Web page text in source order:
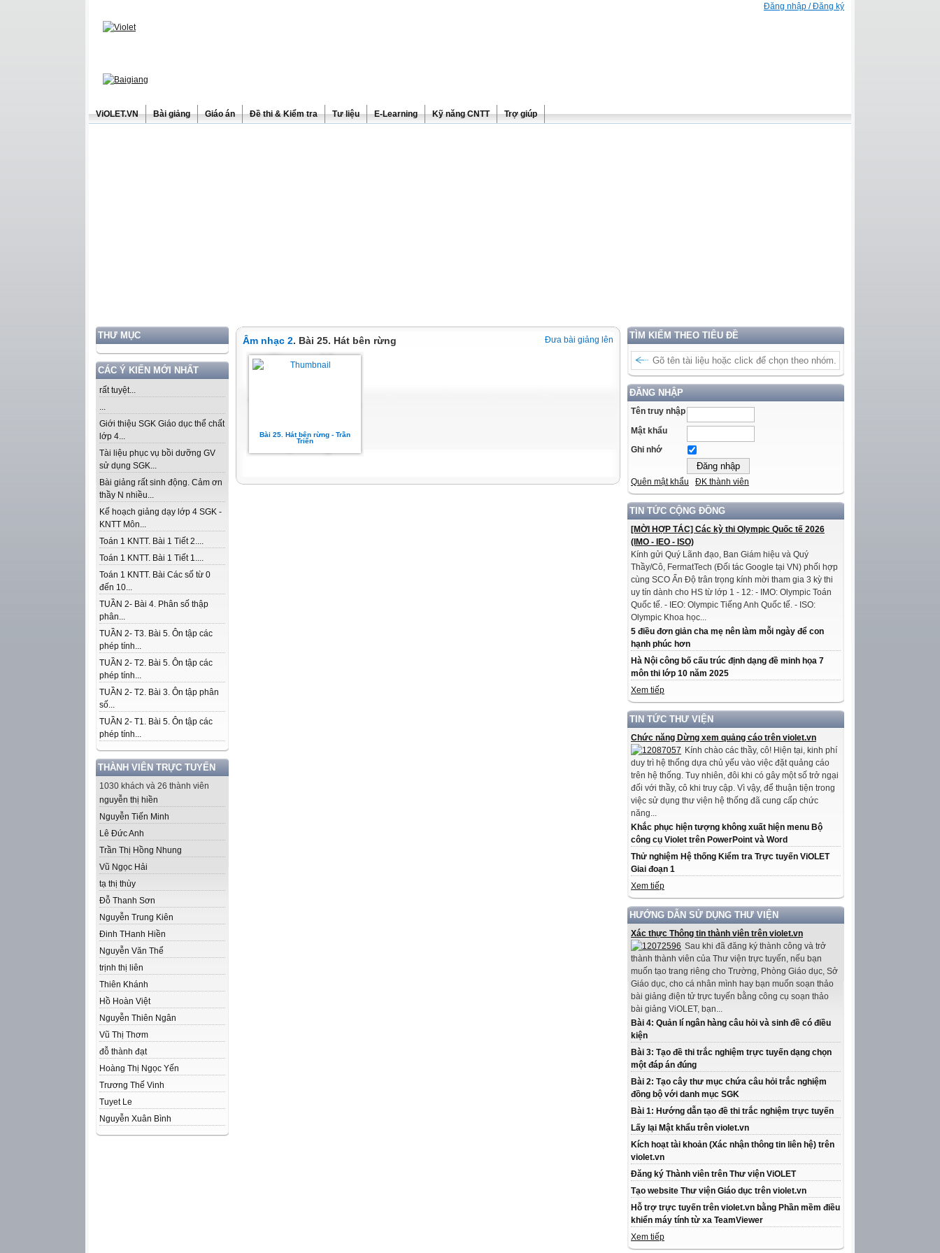
Đăng nhập / Đăng ký
ViOLET.VN Bài giảng Giáo án Đề thi & Kiểm tra Tư liệu E-Learning Kỹ năng CNTT Trợ giúp
THƯ MỤC
CÁC Ý KIẾN MỚI NHẤT
rất tuyệt...
...
Giới thiệu SGK Giáo dục thể chất
lớp 4...
Tài liệu phục vụ bồi dưỡng GV
sử dụng SGK...
Bài giảng rất sinh động. Cảm ơn
thầy N nhiều...
Kế hoạch giảng dạy lớp 4 SGK -
KNTT Môn...
Toán 1 KNTT. Bài 1 Tiết 2....
Toán 1 KNTT. Bài 1 Tiết 1....
Toán 1 KNTT. Bài Các số từ 0
đến 10...
TUẦN 2- Bài 4. Phân số thập
phân...
TUẦN 2- T3. Bài 5. Ôn tập các
phép tính...
TUẦN 2- T2. Bài 5. Ôn tập các
phép tính...
TUẦN 2- T2. Bài 3. Ôn tập phân
số...
TUẦN 2- T1. Bài 5. Ôn tập các
phép tính...
THÀNH VIÊN TRỰC TUYẾN
1030 khách và 26 thành viên
nguyễn thị hiền
Nguyễn Tiến Minh
Lê Đức Anh
Trần Thị Hồng Nhung
Vũ Ngọc Hải
tạ thị thùy
Đỗ Thanh Sơn
Nguyễn Trung Kiên
Đinh THanh Hiền
Nguyễn Văn Thể
trịnh thị liên
Thiên Khánh
Hồ Hoàn Việt
Nguyễn Thiên Ngân
Vũ Thị Thơm
đỗ thành đạt
Hoàng Thị Ngọc Yến
Trương Thế Vinh
Tuyet Le
Nguyễn Xuân Bình
TÌM KIẾM THEO TIÊU ĐỀ
ĐĂNG NHẬP
Tên truy nhập
Mật khẩu
Ghi nhớ
Quên mật khẩu ĐK thành viên
TIN TỨC CỘNG ĐỒNG
[MỜI HỢP TÁC] Các kỳ thi Olympic Quốc tế 2026
(IMO - IEO - ISO)
Kính gửi Quý Lãnh đạo, Ban Giám hiệu và Quý
Thầy/Cô, FermatTech (Đối tác Google tại VN) phối hợp
cùng SCO Ấn Độ trân trọng kính mời tham gia 3 kỳ thi
uy tín dành cho HS từ lớp 1 - 12: - IMO: Olympic Toán
Quốc tế. - IEO: Olympic Tiếng Anh Quốc tế. - ISO:
Olympic Khoa học...
5 điều đơn giản cha mẹ nên làm mỗi ngày để con
hạnh phúc hơn
Hà Nội công bố cấu trúc định dạng đề minh họa 7
môn thi lớp 10 năm 2025
Xem tiếp
TIN TỨC THƯ VIỆN
Chức năng Dừng xem quảng cáo trên violet.vn
Kính chào các thầy, cô! Hiện tại, kinh phí
duy trì hệ thống dựa chủ yếu vào việc đặt quảng cáo
trên hệ thống. Tuy nhiên, đôi khi có gây một số trở ngại
đối với thầy, cô khi truy cập. Vì vậy, để thuận tiện trong
việc sử dụng thư viện hệ thống đã cung cấp chức
năng...
Khắc phục hiện tượng không xuất hiện menu Bộ
công cụ Violet trên PowerPoint và Word
Thử nghiệm Hệ thống Kiểm tra Trực tuyến ViOLET
Giai đoạn 1
Xem tiếp
HƯỚNG DẪN SỬ DỤNG THƯ VIỆN
Xác thực Thông tin thành viên trên violet.vn
Sau khi đã đăng ký thành công và trở
thành thành viên của Thư viện trực tuyến, nếu bạn
muốn tạo trang riêng cho Trường, Phòng Giáo dục, Sở
Giáo dục, cho cá nhân mình hay bạn muốn soạn thảo
bài giảng điện tử trực tuyến bằng công cụ soạn thảo
bài giảng ViOLET, bạn...
Bài 4: Quản lí ngân hàng câu hỏi và sinh đề có điều
kiện
Bài 3: Tạo đề thi trắc nghiệm trực tuyến dạng chọn
một đáp án đúng
Bài 2: Tạo cây thư mục chứa câu hỏi trắc nghiệm
đồng bộ với danh mục SGK
Bài 1: Hướng dẫn tạo đề thi trắc nghiệm trực tuyến
Lấy lại Mật khẩu trên violet.vn
Kích hoạt tài khoản (Xác nhận thông tin liên hệ) trên
violet.vn
Đăng ký Thành viên trên Thư viện ViOLET
Tạo website Thư viện Giáo dục trên violet.vn
Hỗ trợ trực tuyến trên violet.vn bằng Phần mềm điều
khiển máy tính từ xa TeamViewer
Xem tiếp
Đưa bài giảng lên
Âm nhạc 2. Bài 25. Hát bên rừng
Bài 25. Hát bên rừng - Trần
Triến